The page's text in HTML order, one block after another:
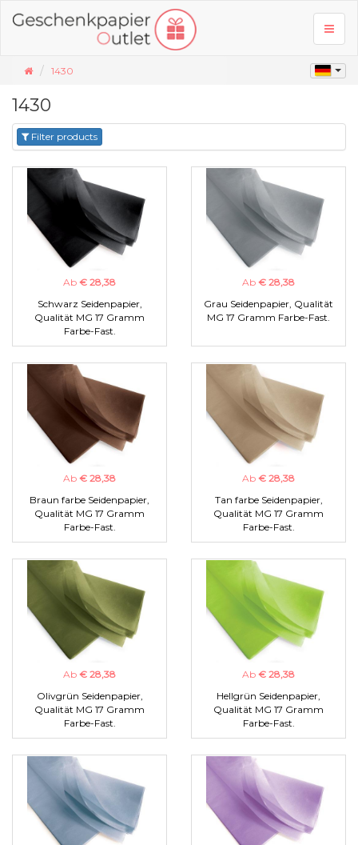
1430
1430
Filter products
Ab € 28,38
Schwarz Seidenpapier,
Qualität MG 17 Gramm
Farbe-Fast.
Ab € 28,38
Grau Seidenpapier, Qualität
MG 17 Gramm Farbe-Fast.
Ab € 28,38
Braun farbe Seidenpapier,
Qualität MG 17 Gramm
Farbe-Fast.
Ab € 28,38
Tan farbe Seidenpapier,
Qualität MG 17 Gramm
Farbe-Fast.
Ab € 28,38
Olivgrün Seidenpapier,
Qualität MG 17 Gramm
Farbe-Fast.
Ab € 28,38
Hellgrün Seidenpapier,
Qualität MG 17 Gramm
Farbe-Fast.